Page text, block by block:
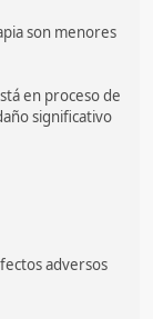
son menores
en proceso de
significativo
adversos